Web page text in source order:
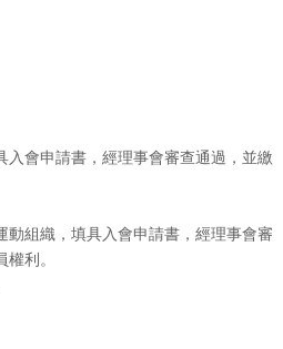
會申請書，經理事會審查通過，並繳
組織，填具入會申請書，經理事會審
利。